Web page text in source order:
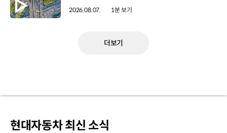
2026.08.07. 1분 보기
더보기
현대자동차 최신 소식